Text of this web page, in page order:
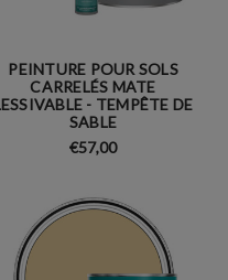
PEINTURE POUR SOLS
CARRELÉS MATE
- TEMPÊTE DE
SABLE
€57,00